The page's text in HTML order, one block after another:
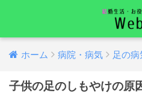
ホーム 病院・病気 足の病
子供の足のしもやけの